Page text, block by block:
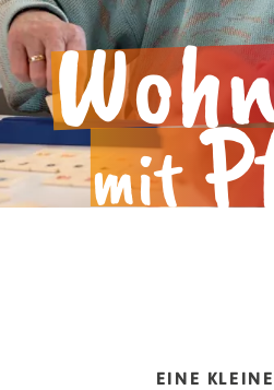
E.V.
mit
EINE